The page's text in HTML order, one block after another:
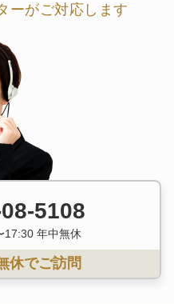
ーがご対応します
5108
17:30 年中無休
休でご訪問